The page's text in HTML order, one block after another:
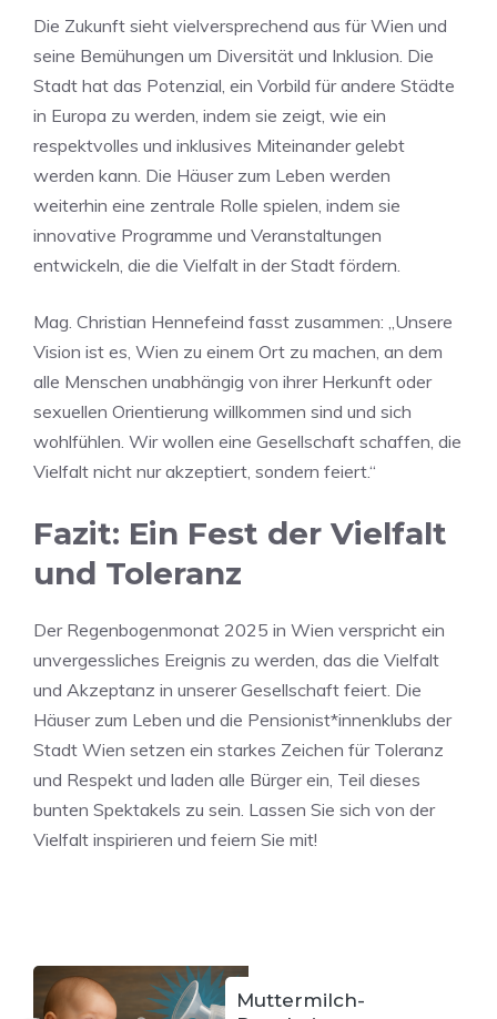
Die Zukunft sieht vielversprechend aus für Wien und
seine Bemühungen um Diversität und Inklusion. Die
Stadt hat das Potenzial, ein Vorbild für andere Städte
in Europa zu werden, indem sie zeigt, wie ein
respektvolles und inklusives Miteinander gelebt
werden kann. Die Häuser zum Leben werden
weiterhin eine zentrale Rolle spielen, indem sie
innovative Programme und Veranstaltungen
entwickeln, die die Vielfalt in der Stadt fördern.
Mag. Christian Hennefeind fasst zusammen: „Unsere
Vision ist es, Wien zu einem Ort zu machen, an dem
alle Menschen unabhängig von ihrer Herkunft oder
sexuellen Orientierung willkommen sind und sich
wohlfühlen. Wir wollen eine Gesellschaft schaffen, die
Vielfalt nicht nur akzeptiert, sondern feiert.“
Fazit: Ein Fest der Vielfalt
und Toleranz
Der Regenbogenmonat 2025 in Wien verspricht ein
unvergessliches Ereignis zu werden, das die Vielfalt
und Akzeptanz in unserer Gesellschaft feiert. Die
Häuser zum Leben und die Pensionist*innenklubs der
Stadt Wien setzen ein starkes Zeichen für Toleranz
und Respekt und laden alle Bürger ein, Teil dieses
bunten Spektakels zu sein. Lassen Sie sich von der
Vielfalt inspirieren und feiern Sie mit!
Muttermilch-